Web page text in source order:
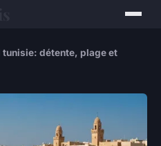
tunisie: détente, plage et